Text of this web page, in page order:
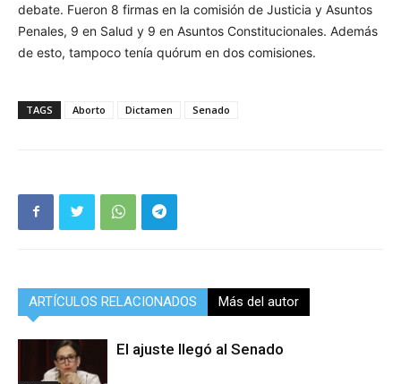
debate. Fueron 8 firmas en la comisión de Justicia y Asuntos
Penales, 9 en Salud y 9 en Asuntos Constitucionales. Además
de esto, tampoco tenía quórum en dos comisiones.
TAGS Aborto Dictamen Senado
ARTÍCULOS RELACIONADOS Más del autor
El ajuste llegó al Senado